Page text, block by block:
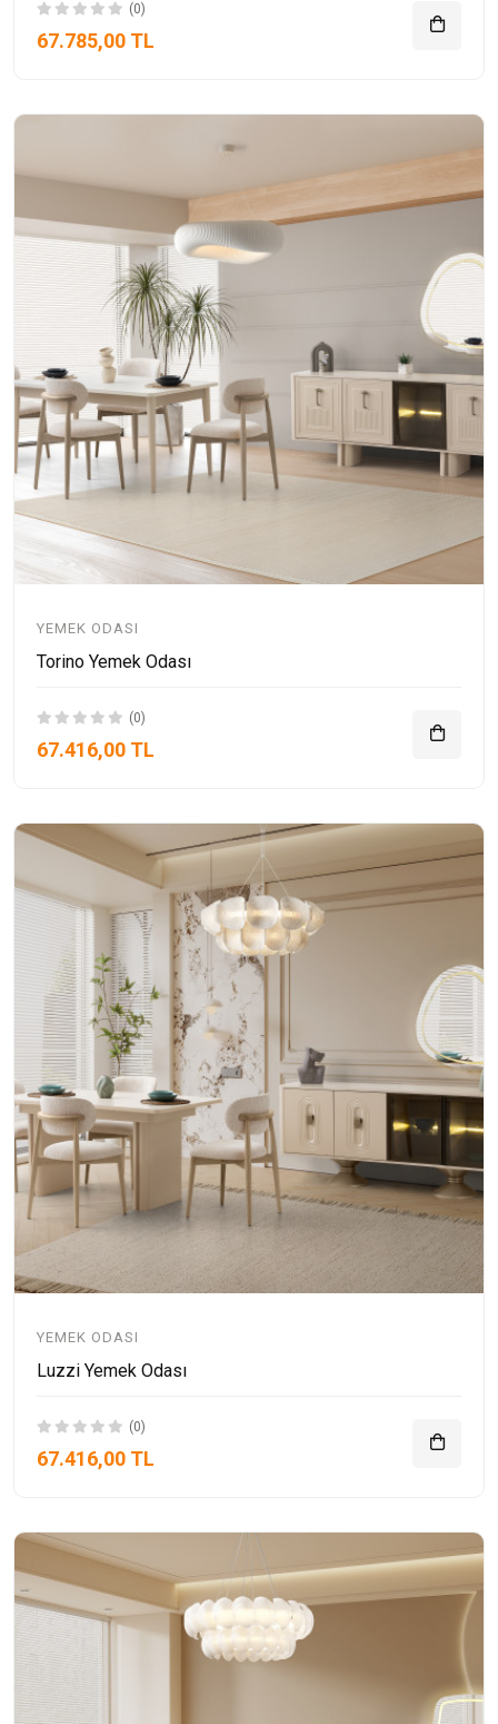
(0)
67.785,00 TL
YEMEK ODASI
Torino Yemek Odası
(0)
67.416,00 TL
YEMEK ODASI
Luzzi Yemek Odası
(0)
67.416,00 TL